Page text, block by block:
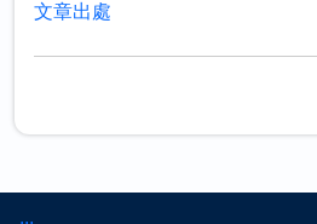
文章出處